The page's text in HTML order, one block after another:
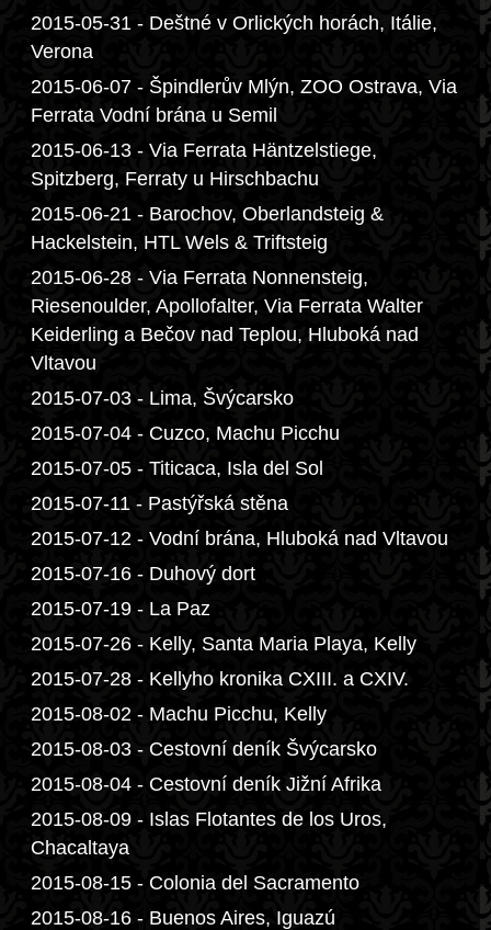
2015-05-31 - Deštné v Orlických horách, Itálie,
Verona
2015-06-07 - Špindlerův Mlýn, ZOO Ostrava, Via
Ferrata Vodní brána u Semil
2015-06-13 - Via Ferrata Häntzelstiege,
Spitzberg, Ferraty u Hirschbachu
2015-06-21 - Barochov, Oberlandsteig &
Hackelstein, HTL Wels & Triftsteig
2015-06-28 - Via Ferrata Nonnensteig,
Riesenoulder, Apollofalter, Via Ferrata Walter
Keiderling a Bečov nad Teplou, Hluboká nad
Vltavou
2015-07-03 - Lima, Švýcarsko
2015-07-04 - Cuzco, Machu Picchu
2015-07-05 - Titicaca, Isla del Sol
2015-07-11 - Pastýřská stěna
2015-07-12 - Vodní brána, Hluboká nad Vltavou
2015-07-16 - Duhový dort
2015-07-19 - La Paz
2015-07-26 - Kelly, Santa Maria Playa, Kelly
2015-07-28 - Kellyho kronika CXIII. a CXIV.
2015-08-02 - Machu Picchu, Kelly
2015-08-03 - Cestovní deník Švýcarsko
2015-08-04 - Cestovní deník Jižní Afrika
2015-08-09 - Islas Flotantes de los Uros,
Chacaltaya
2015-08-15 - Colonia del Sacramento
2015-08-16 - Buenos Aires, Iguazú